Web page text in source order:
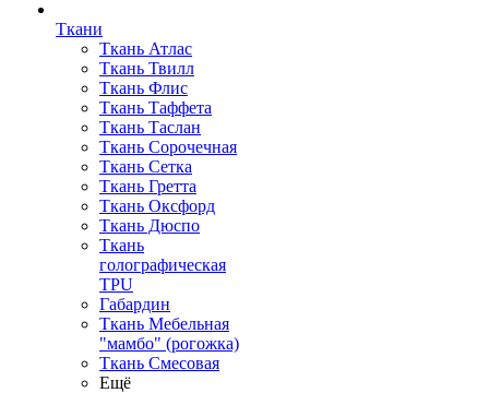
Ткани
Ткань Атлас
Ткань Твилл
Ткань Флис
Ткань Таффета
Ткань Таслан
Ткань Сорочечная
Ткань Сетка
Ткань Гретта
Ткань Оксфорд
Ткань Дюспо
Ткань
голографическая
TPU
Габардин
Ткань Мебельная
"мамбо" (рогожка)
Ткань Смесовая
Ещё